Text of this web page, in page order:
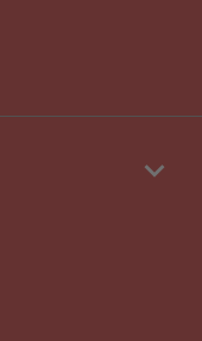
keyboard_arrow_down